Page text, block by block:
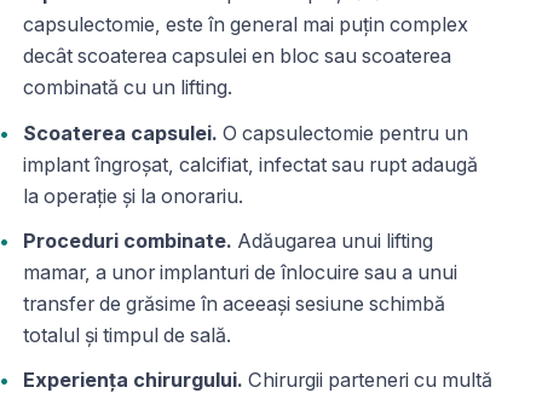
capsulectomie, este în general mai puțin complex
decât scoaterea capsulei en bloc sau scoaterea
combinată cu un lifting.
Scoaterea capsulei. O capsulectomie pentru un
implant îngroșat, calcifiat, infectat sau rupt adaugă
la operație și la onorariu.
Proceduri combinate. Adăugarea unui lifting
mamar, a unor implanturi de înlocuire sau a unui
transfer de grăsime în aceeași sesiune schimbă
totalul și timpul de sală.
Experiența chirurgului. Chirurgii parteneri cu multă